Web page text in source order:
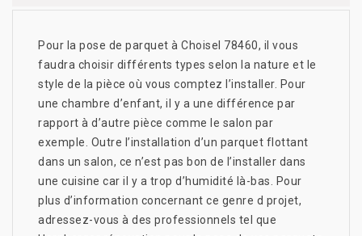
Pour la pose de parquet à Choisel 78460, il vous
faudra choisir différents types selon la nature et le
style de la pièce où vous comptez l’installer. Pour
une chambre d’enfant, il y a une différence par
rapport à d’autre pièce comme le salon par
exemple. Outre l’installation d’un parquet flottant
dans un salon, ce n’est pas bon de l’installer dans
une cuisine car il y a trop d’humidité là-bas. Pour
plus d’information concernant ce genre d projet,
adressez-vous à des professionnels tel que